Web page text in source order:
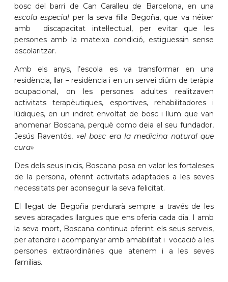
bosc del barri de Can Caralleu de Barcelona, en una
escola especial per la seva filla Begoña, que va néixer
amb discapacitat intel·lectual, per evitar que les
persones amb la mateixa condició, estiguessin sense
escolaritzar.
Amb els anys, l’escola es va transformar en una
residència, llar – residència i en un servei diürn de teràpia
ocupacional, on les persones adultes realitzaven
activitats terapèutiques, esportives, rehabilitadores i
lúdiques, en un indret envoltat de bosc i llum que van
anomenar Boscana, perquè como deia el seu fundador,
Jesús Raventós, «el bosc era la medicina natural que
cura»
Des dels seus inicis, Boscana posa en valor les fortaleses
de la persona, oferint activitats adaptades a les seves
necessitats per aconseguir la seva felicitat.
El llegat de Begoña perdurarà sempre a través de les
seves abraçades llargues que ens oferia cada dia. I amb
la seva mort, Boscana continua oferint els seus serveis,
per atendre i acompanyar amb amabilitat i vocació a les
persones extraordinàries que atenem i a les seves
familias.